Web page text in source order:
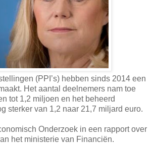
(PPI’s) hebben sinds 2014 een
Het aantal deelnemers nam toe
tot 1,2 miljoen en het beheerd
sterker van 1,2 naar 21,7 miljard euro.
Onderzoek in een rapport over
het ministerie van Financiën.